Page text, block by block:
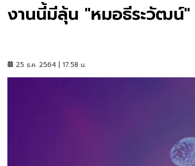
งานนี้มีลุ้น "หมอธีระวัฒน์"
25 ธ.ค. 2564 | 17:58 น.